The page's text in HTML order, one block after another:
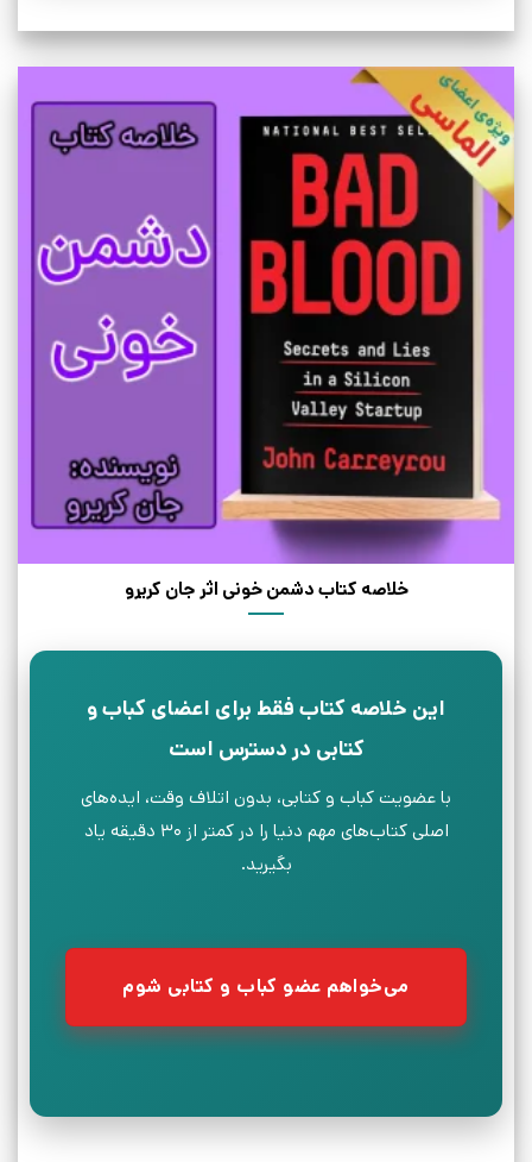
خلاصه کتاب دشمن خونی اثر جان کریرو
این خلاصه کتاب فقط برای اعضای کباب و
کتابی در دسترس است
با عضویت کباب و کتابی، بدون اتلاف وقت، ایده‌های
اصلی کتاب‌های مهم دنیا را در کمتر از ۳۰ دقیقه یاد
بگیرید.
می‌خواهم عضو کباب و کتابی شوم